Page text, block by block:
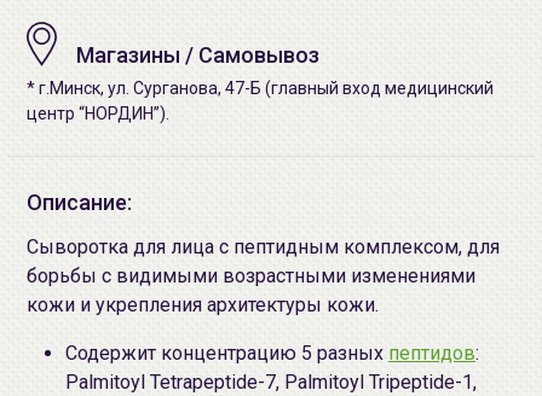
Магазины / Самовывоз
* г.Минск, ул. Сурганова, 47-Б (главный вход медицинский
центр “НОРДИН”).
Описание:
Сыворотка для лица с пептидным комплексом, для
борьбы c видимыми возрастными изменениями
кожи и укрепления архитектуры кожи.
Содержит концентрацию 5 разных пептидов:
Palmitoyl Tetrapeptide-7, Palmitoyl Tripeptide-1,